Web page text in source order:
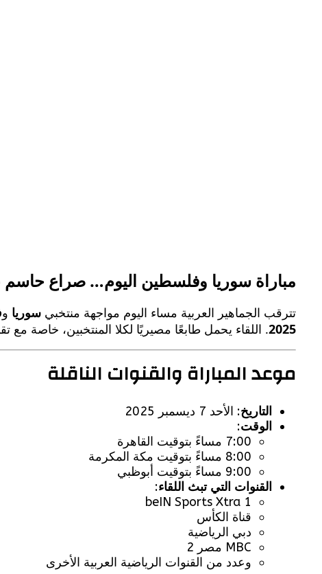
مباراة سوريا وفلسطين اليوم… صراع حاسم
تترقب الجماهير العربية مساء اليوم مواجهة منتخبي سوريا و
2025. اللقاء يحمل طابعًا مصيريًا لكلا المنتخبين، خاصة مع
موعد المباراة والقنوات الناقلة
التاريخ: الأحد 7 ديسمبر 2025
الوقت:
7:00 مساءً بتوقيت القاهرة
8:00 مساءً بتوقيت مكة المكرمة
9:00 مساءً بتوقيت أبوظبي
القنوات التي تبث اللقاء:
beIN Sports Xtra 1
قناة الكأس
دبي الرياضية
MBC مصر 2
وعدد من القنوات الرياضية العربية الأخرى